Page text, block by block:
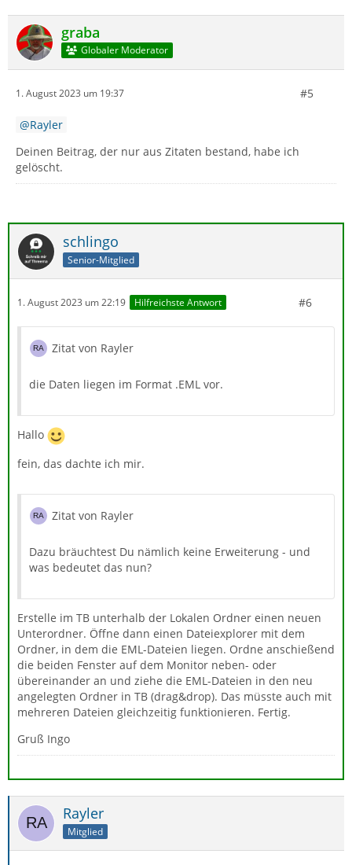
graba
Globaler Moderator
1. August 2023 um 19:37 #5
Rayler
Deinen Beitrag, der nur aus Zitaten bestand, habe ich
gelöscht.
schlingo
Senior-Mitglied
1. August 2023 um 22:19 Hilfreichste Antwort #6
Zitat von Rayler
die Daten liegen im Format .EML vor.
Hallo
fein, das dachte ich mir.
Zitat von Rayler
Dazu bräuchtest Du nämlich keine Erweiterung - und
was bedeutet das nun?
Erstelle im TB unterhalb der Lokalen Ordner einen neuen
Unterordner. Öffne dann einen Dateiexplorer mit dem
Ordner, in dem die EML-Dateien liegen. Ordne anschießend
die beiden Fenster auf dem Monitor neben- oder
übereinander an und ziehe die EML-Dateien in den neu
angelegten Ordner in TB (drag&drop). Das müsste auch mit
mehreren Dateien gleichzeitig funktionieren. Fertig.
Gruß Ingo
Rayler
Mitglied